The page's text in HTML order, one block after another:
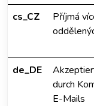
cs_CZ
Příjmá
de_DE
durch
E-Mails